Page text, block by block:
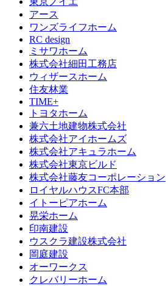
アース
ワンズライフホーム
RC design
ミサワホーム
株式会社細田工務店
ウィザースホーム
住友林業
TIME+
トヨタホーム
兼六土地建物株式会社
株式会社アイホームズ
株式会社アキュラホーム
株式会社東京ビルド
株式会社藤友コーポレーション
ロイヤルハウスFC本部
イトーピアホーム
晃栄ホーム
印南建設
ウスクラ建設株式会社
岡庭建設
オーワークス
クレバリーホーム